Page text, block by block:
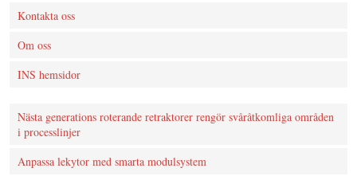
Kontakta oss
Om oss
INS hemsidor
Nästa generations roterande retraktorer rengör svåråtkomliga områden
i processlinjer
Anpassa lekytor med smarta modulsystem